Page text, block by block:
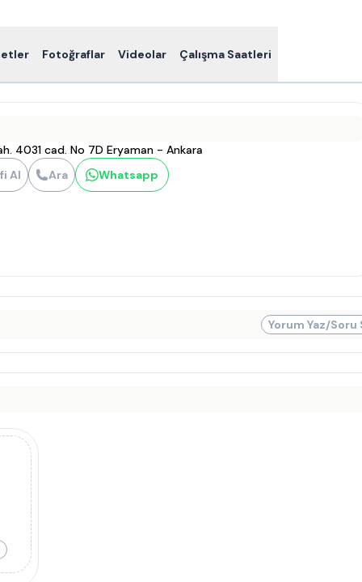
Fotoğraflar Videolar Çalışma Saatleri
4031 cad. No 7D Eryaman - Ankara
Al
Ara Whatsapp
Yorum Yaz/Soru